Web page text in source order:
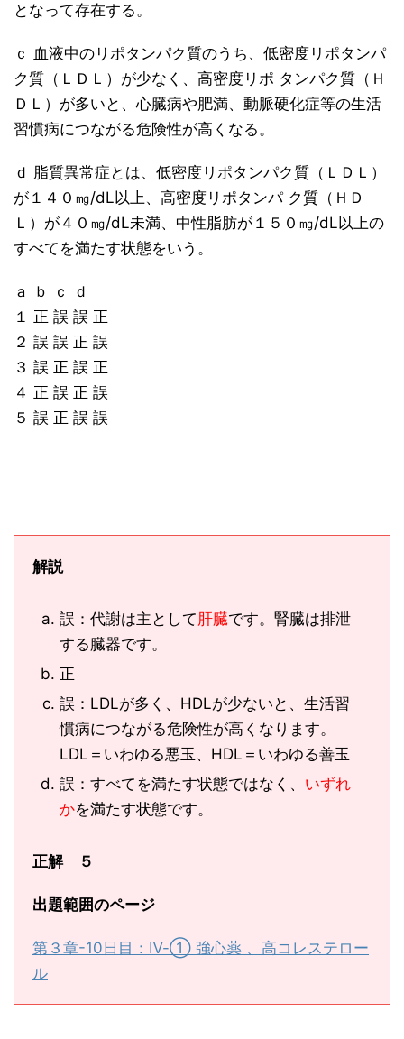
となって存在する。
ｃ 血液中のリポタンパク質のうち、低密度リポタンパ
ク質（ＬＤＬ）が少なく、高密度リポ タンパク質（Ｈ
ＤＬ）が多いと、心臓病や肥満、動脈硬化症等の生活
習慣病につながる危険性が高くなる。
ｄ 脂質異常症とは、低密度リポタンパク質（ＬＤＬ）
が１４０㎎/dL以上、高密度リポタンパ ク質（ＨＤ
Ｌ）が４０㎎/dL未満、中性脂肪が１５０㎎/dL以上の
すべてを満たす状態をいう。
ａ ｂ ｃ ｄ
１ 正 誤 誤 正
２ 誤 誤 正 誤
３ 誤 正 誤 正
４ 正 誤 正 誤
５ 誤 正 誤 誤
解説
誤：代謝は主として肝臓です。腎臓は排泄
する臓器です。
正
誤：LDLが多く、HDLが少ないと、生活習
慣病につながる危険性が高くなります。
LDL＝いわゆる悪玉、HDL＝いわゆる善玉
誤：すべてを満たす状態ではなく、 いずれ
かを満たす状態です。
正解 ５
出題範囲のページ
第３章-10日目：Ⅳ-① 強心薬 、高コレステロー
ル